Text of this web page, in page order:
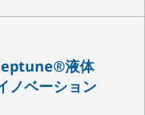
液体
ノベーション